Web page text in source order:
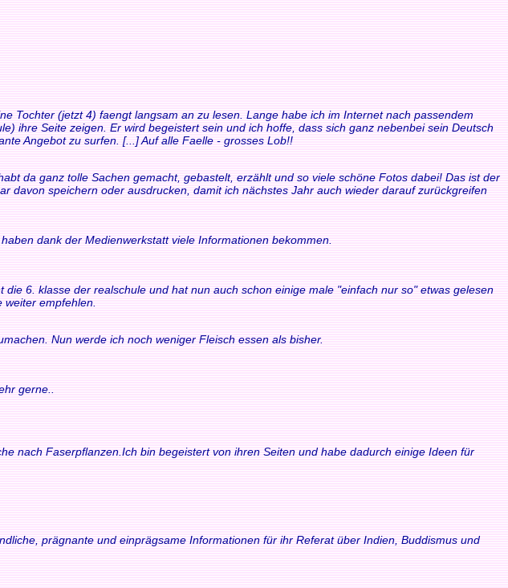
Tochter (jetzt 4) faengt langsam an zu lesen. Lange habe ich im Internet nach passendem
ihre Seite zeigen. Er wird begeistert sein und ich hoffe, dass sich ganz nebenbei sein Deutsch
Angebot zu surfen. [...] Auf alle Faelle - grosses Lob!!
da ganz tolle Sachen gemacht, gebastelt, erzählt und so viele schöne Fotos dabei! Das ist der
davon speichern oder ausdrucken, damit ich nächstes Jahr auch wieder darauf zurückgreifen
dank der Medienwerkstatt viele Informationen bekommen.
6. klasse der realschule und hat nun auch schon einige male "einfach nur so" etwas gelesen
weiter empfehlen.
Nun werde ich noch weniger Fleisch essen als bisher.
gerne..
nach Faserpflanzen.Ich bin begeistert von ihren Seiten und habe dadurch einige Ideen für
prägnante und einprägsame Informationen für ihr Referat über Indien, Buddismus und